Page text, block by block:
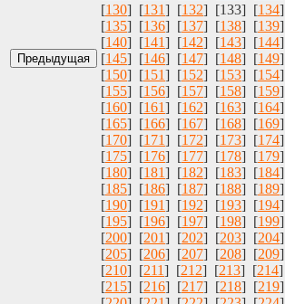
[130] [131] [132] [133] [134]
[135] [136] [137] [138] [139]
[140] [141] [142] [143] [144]
[145] [146] [147] [148] [149]
[150] [151] [152] [153] [154]
[155] [156] [157] [158] [159]
[160] [161] [162] [163] [164]
[165] [166] [167] [168] [169]
[170] [171] [172] [173] [174]
[175] [176] [177] [178] [179]
[180] [181] [182] [183] [184]
[185] [186] [187] [188] [189]
[190] [191] [192] [193] [194]
[195] [196] [197] [198] [199]
[200] [201] [202] [203] [204]
[205] [206] [207] [208] [209]
[210] [211] [212] [213] [214]
[215] [216] [217] [218] [219]